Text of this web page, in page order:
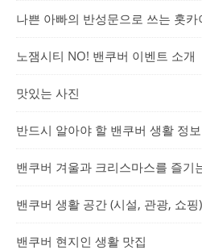
나쁜 아빠의 반성문으로 쓰는 홋카
노잼시티 NO! 밴쿠버 이벤트 소개
맛있는 사진
반드시 알아야 할 밴쿠버 생활 정보
밴쿠버 겨울과 크리스마스를 즐기
밴쿠버 생활 공간 (시설, 관광, 쇼핑)
밴쿠버 현지인 생활 맛집